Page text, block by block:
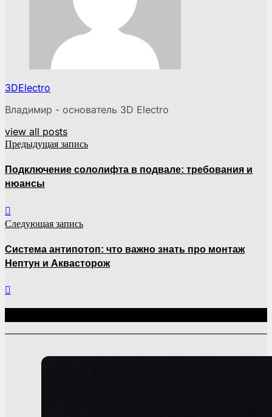
3DElectro
Владимир - основатель 3D Electro
view all posts
Предыдущая запись
Подключение сололифта в подвале: требования и
нюансы
Следующая запись
Система антипотоп: что важно знать про монтаж
Нептун и Аквасторож